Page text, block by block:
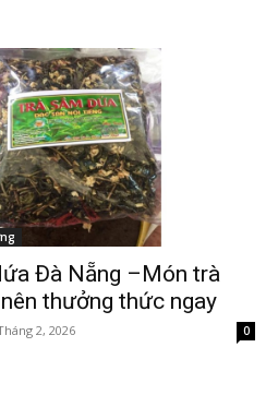
Đà Nẵng –Món trà
thưởng thức ngay
2, 2026 0